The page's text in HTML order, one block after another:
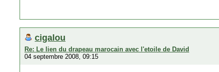
cigalou
Re: Le lien du drapeau marocain avec l'etoile de David
04 septembre 2008, 09:15